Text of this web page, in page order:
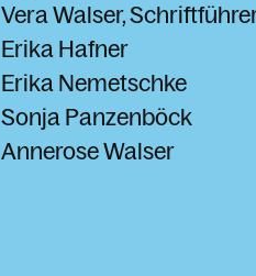
Vera Walser,
Erika Hafner
Erika Nemetschke
Sonja Panzenböck
Annerose Walser